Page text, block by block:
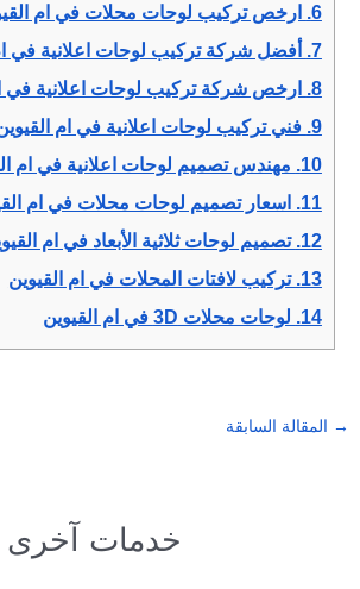
6.
ارخص تركيب لوحات محلات في ام
7.
أفضل شركة تركيب لوحات اعلانية في
8.
ارخص شركة تركيب لوحات اعلانية في
9. فني تركيب لوحات اعلانية في ام
10. مهندس تصميم لوحات اعلانية في ام
11.
اسعار تصميم لوحات محلات في ام
12. تصميم لوحات ثلاثية الأبعاد في ام
13. تركيب لافتات المحلات في ام القيوين
14. لوحات محلات 3D في ام القيوين
→ المقالة السابقة
خدمات آخرى